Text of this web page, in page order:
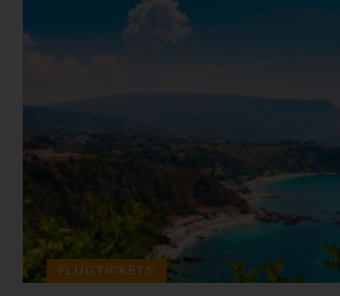
FLUGTICKETS